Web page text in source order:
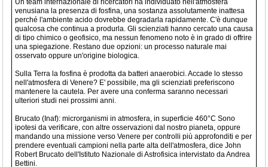
Un team internazionale di ricercatori ha individuato nell'atmosfera
venusiana la presenza di fosfina, una sostanza assolutamente inattesa
perché l'ambiente acido dovrebbe degradarla rapidamente. C'è dunque
qualcosa che continua a produrla. Gli scienziati hanno cercato una causa
di tipo chimico o geofisico, ma nessun fenomeno noto è in grado di offrire
una spiegazione. Restano due opzioni: un processo naturale mai
osservato oppure un'origine biologica.
Sulla Terra la fosfina è prodotta da batteri anaerobici. Accade lo stesso
nell'atmosfera di Venere? E' possibile, ma gli scienziati preferiscono
mantenere la cautela. Per avere una conferma saranno necessari
ulteriori studi nei prossimi anni.
Brucato (Inaf): microrganismi in atmosfera, in superficie 460°C Sono
ipotesi da verificare, con altre osservazioni dal nostro pianeta, oppure
mandando una missione verso Venere per controlli più approfonditi e per
prendere eventuali campioni nella parte alta dell'atmosfera, dice John
Robert Brucato dell'Istituto Nazionale di Astrofisica intervistato da Andrea
Bettini.